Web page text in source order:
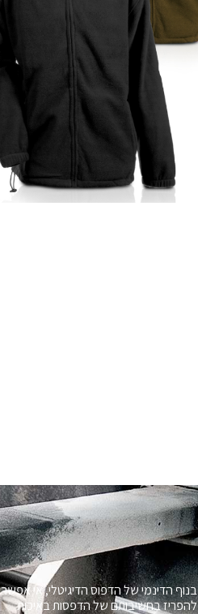
בנוף הדינמי של הדפוס הדיגיטלי, אי אפשר
להפריז בחשיבותם של הדפסות באיכות